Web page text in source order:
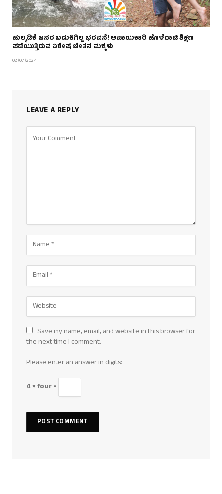
ಹುಲ್ಕಡಿಕೆ ಜನರ ಬದುಕಿಗಿಲ್ಲ ಭರವಸೆ! ಅಪಾಯಕಾರಿ ಹೊಳೆದಾಟಿ ಶಿಕ್ಷಣ
ಪಡೆಯುತ್ತಿರುವ ವಿಶೇಷ ಚೇತನ ಮಕ್ಕಳು
02/07/2024
LEAVE A REPLY
Save my name, email, and website in this browser for
the next time I comment.
Please enter an answer in digits:
4 × four =